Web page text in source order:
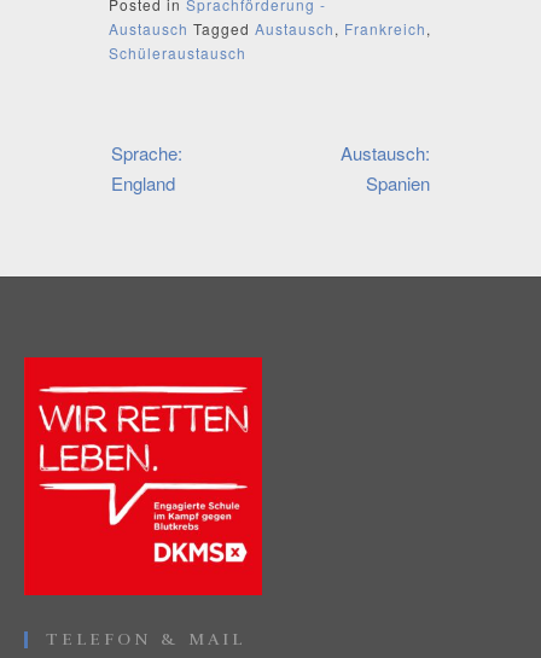
Posted in Sprachförderung -
Austausch Tagged Austausch, Frankreich,
Schüleraustausch
Beitragsnavigation
Sprache:
England
Austausch:
Spanien
TELEFON & MAIL